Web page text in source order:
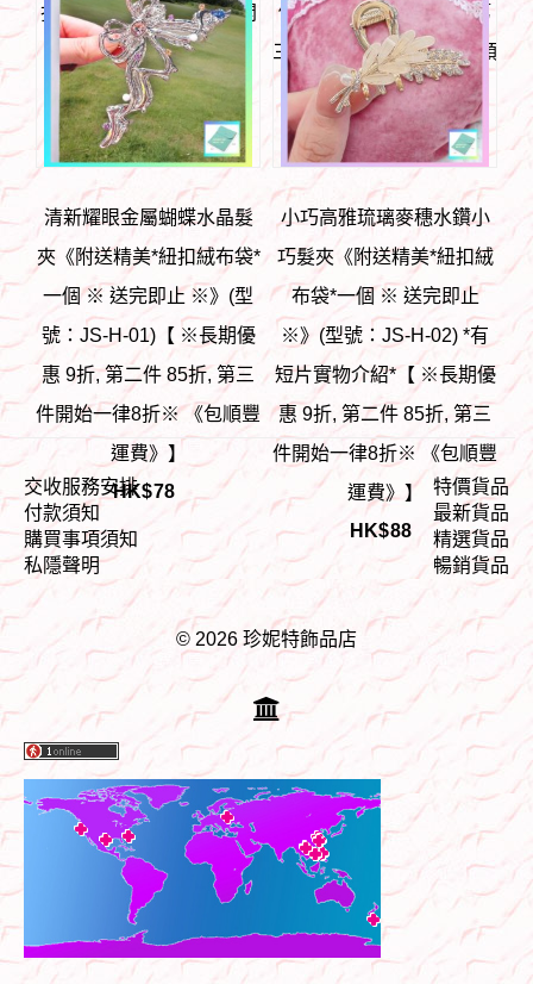
折, 第二件 85折, 第三件開
始一律8折※ 《包順豐運
費》】
HK$98
優惠 9折, 第二件 85折, 第
三件開始一律8折※ 《包順
豐運費》】
HK$88
清新耀眼金屬蝴蝶水晶髮
夾《附送精美*紐扣絨布袋*
一個 ※ 送完即止 ※》(型
號：JS-H-01)【 ※長期優
惠 9折, 第二件 85折, 第三
件開始一律8折※ 《包順豐
運費》】
HK$78
小巧高雅琉璃麥穗水鑽小
巧髮夾《附送精美*紐扣絨
布袋*一個 ※ 送完即止
※》(型號：JS-H-02) *有
短片實物介紹*【 ※長期優
惠 9折, 第二件 85折, 第三
件開始一律8折※ 《包順豐
運費》】
HK$88
交收服務安排
付款須知
購買事項須知
私隱聲明
特價貨品
最新貨品
精選貨品
暢銷貨品
© 2026 珍妮特飾品店